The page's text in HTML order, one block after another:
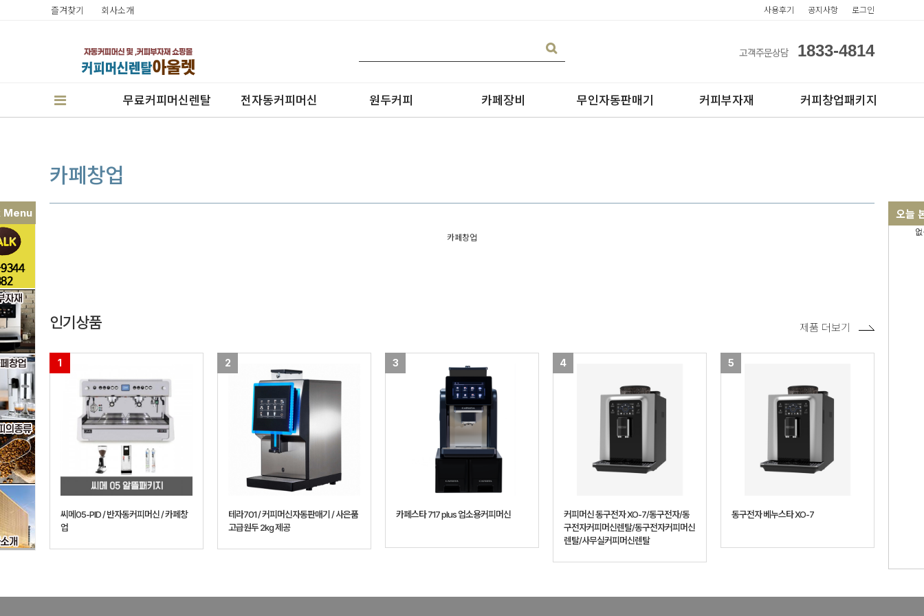
즐겨찾기 회사소개 사용후기 공지사항 로그인
고객주문상담 1833-4814
무료커피머신렌탈 전자동커피머신 원두커피 카페장비
온수기/우유스팀기
무인자동판매기 커피부자재 커피창업패키지
Menu 오늘
카페창업
카페창업
인기상품
1
씨메05-PID / 반자동커피머신 / 카페창
업
2
테라701 / 커피머신자동판매기 / 사은품
고급원두 2kg 제공
3
카페스타 717 plus 업소용커피머신
4
커피머신 동구전자 XO-7/동구전자/동
구전자커피머신렌탈/동구전자커피머신
렌탈/사무실커피머신렌탈
5
동구전자 베누스타 XO-7
제품 더보기